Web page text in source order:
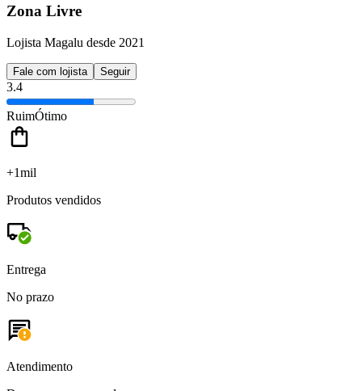
Zona Livre
Lojista Magalu desde 2021
Fale com lojista Seguir
3.4
RuimÓtimo
+1mil
Produtos vendidos
Entrega
No prazo
Atendimento